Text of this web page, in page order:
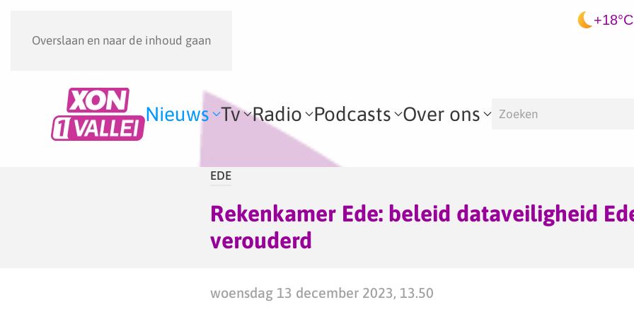
Overslaan en naar de inhoud gaan
+18°C
Nieuws Tv Radio Podcasts Over ons
EDE
Rekenkamer Ede: beleid dataveiligheid
verouderd
woensdag 13 december 2023, 13.50